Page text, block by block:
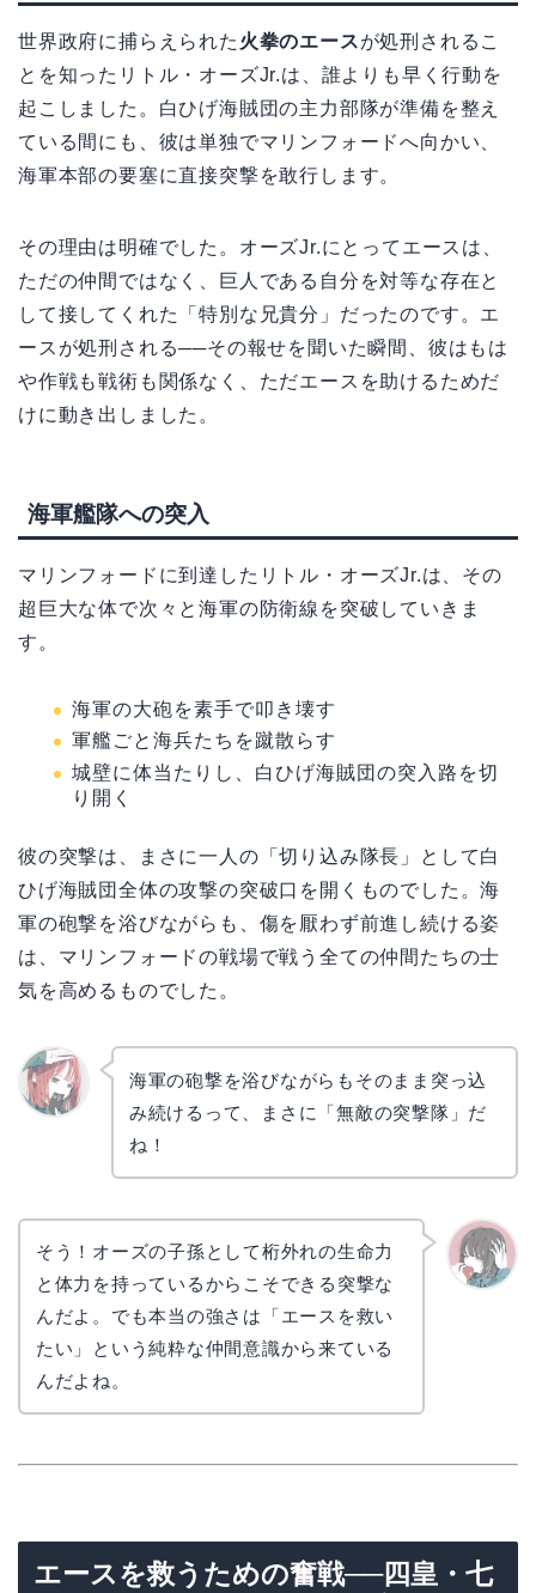
世界政府に捕らえられた 火拳のエースが処刑されるこ
とを知ったリトル・オーズJr.は、誰よりも早く行動を
起こしました。白ひげ海賊団の主力部隊が準備を整え
ている間にも、彼は単独でマリンフォードへ向かい、
海軍本部の要塞に直接突撃を敢行します。
その理由は明確でした。オーズJr.にとってエースは、
ただの仲間ではなく、巨人である自分を対等な存在と
して接してくれた「特別な兄貴分」だったのです。エ
ースが処刑される──その報せを聞いた瞬間、彼はもは
や作戦も戦術も関係なく、ただエースを助けるためだ
けに動き出しました。
海軍艦隊への突入
マリンフォードに到達したリトル・オーズJr.は、その
超巨大な体で次々と海軍の防衛線を突破していきま
す。
海軍の大砲を素手で叩き壊す
軍艦ごと海兵たちを蹴散らす
城壁に体当たりし、白ひげ海賊団の突入路を切
り開く
彼の突撃は、まさに一人の「切り込み隊長」として白
ひげ海賊団全体の攻撃の突破口を開くものでした。海
軍の砲撃を浴びながらも、傷を厭わず前進し続ける姿
は、マリンフォードの戦場で戦う全ての仲間たちの士
気を高めるものでした。
海軍の砲撃を浴びながらもそのまま突っ込
み続けるって、まさに「無敵の突撃隊」だ
ね！
そう！オーズの子孫として桁外れの生命力
と体力を持っているからこそできる突撃な
んだよ。でも本当の強さは「エースを救い
たい」という純粋な仲間意識から来ている
んだよね。
エースを救うための奮戦──四皇・七